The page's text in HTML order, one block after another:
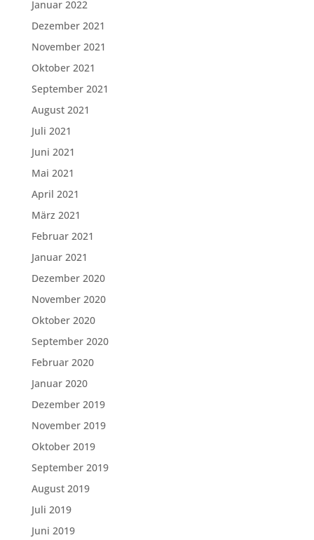
Januar 2022
Dezember 2021
November 2021
Oktober 2021
September 2021
August 2021
Juli 2021
Juni 2021
Mai 2021
April 2021
März 2021
Februar 2021
Januar 2021
Dezember 2020
November 2020
Oktober 2020
September 2020
Februar 2020
Januar 2020
Dezember 2019
November 2019
Oktober 2019
September 2019
August 2019
Juli 2019
Juni 2019